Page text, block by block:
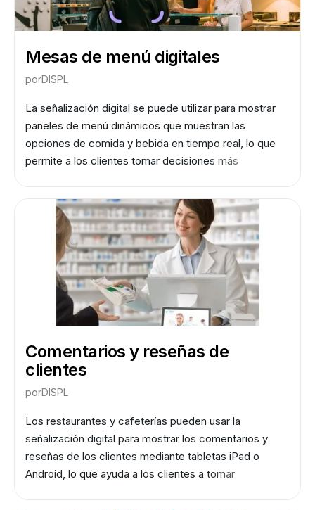
Mesas de menú digitales
porDISPL
La señalización digital se puede utilizar para mostrar
paneles de menú dinámicos que muestran las
opciones de comida y bebida en tiempo real, lo que
permite a los clientes tomar decisiones más
puede ayudar a monitorear el uso de esta función y
optimizar la estrategia en consecuencia.
Comentarios y reseñas de
clientes
porDISPL
Los restaurantes y cafeterías pueden usar la
señalización digital para mostrar los comentarios y
reseñas de los clientes mediante tabletas iPad o
Android, lo que ayuda a los clientes a tomar